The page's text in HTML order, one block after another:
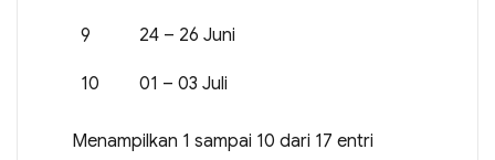
9 24 – 26 Juni
10 01 – 03 Juli
Menampilkan 1 sampai 10 dari 17 entri